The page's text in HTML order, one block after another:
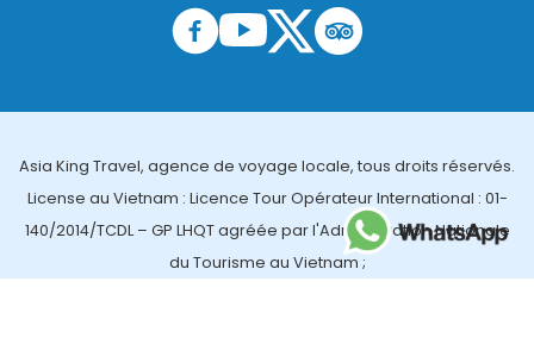
Asia King Travel, agence de voyage locale, tous droits réservés.
License au Vietnam : Licence Tour Opérateur International : 01-
140/2014/TCDL – GP LHQT agréée par l'Administration Nationale
du Tourisme au Vietnam ;